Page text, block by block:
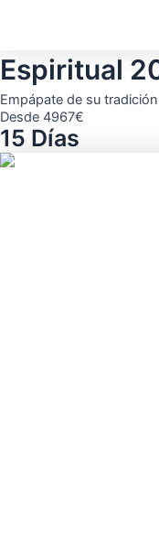
Espiritual
Empápate de su
Desde 4967€
15 Días